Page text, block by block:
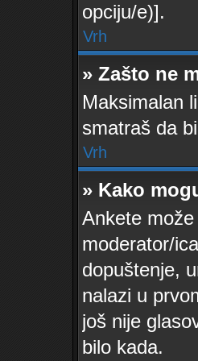
opciju/e)].
Vrh
» Zašto ne
Maksimalan
smatraš da
Vrh
» Kako
Ankete
moderator/
dopuštenje,
nalazi u
još nije
bilo kada.